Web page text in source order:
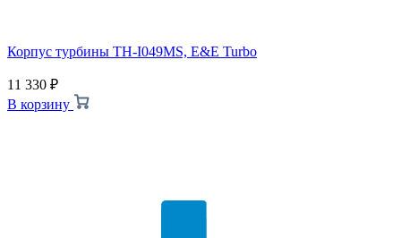
Корпус турбины TH-I049MS, E&E Turbo
11 330 ₽
В корзину